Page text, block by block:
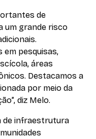
de
um grande risco
pesquisas,
áreas
Destacamos a
por meio da
diz Melo.
de infraestrutura